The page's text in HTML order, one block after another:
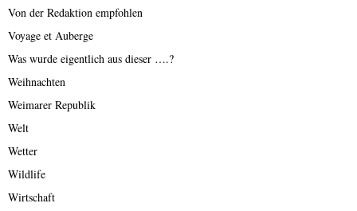
Von der Redaktion empfohlen
Voyage et Auberge
Was wurde eigentlich aus dieser ….?
Weihnachten
Weimarer Republik
Welt
Wetter
Wildlife
Wirtschaft